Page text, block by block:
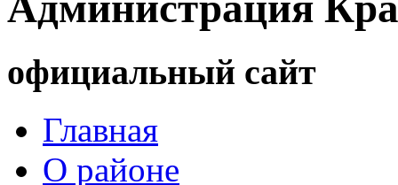
официальный сайт
Главная
О районе